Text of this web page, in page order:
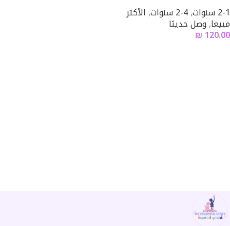
2-1 سنوات ,4-2 سنوات , الأكثر
مبيعا,وصل حديثا
₪ 120.00